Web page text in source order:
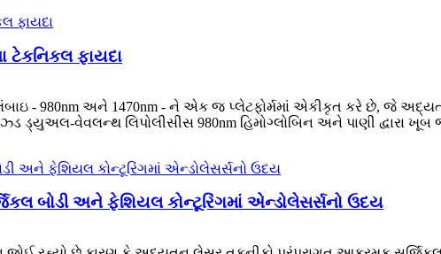
ફાયદા
- 980nm અને 1470nm - ને એક જ પ્લેટફોર્મમાં એકીકૃત કરે છે, જે
ડ્યુઅલ-વેવલન્થ લિપોલીસીસ 980nm હિમોગ્લોબિન અને પાણી દ્વારા ખૂબ
બોડી અને ફેશિયલ કોન્ટૂરિંગમાં એન્ડોલેસર્સનો ઉદય